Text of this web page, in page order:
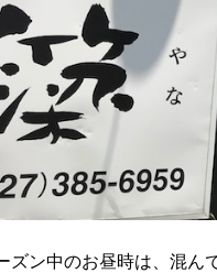
ズン中のお昼時は、混ん